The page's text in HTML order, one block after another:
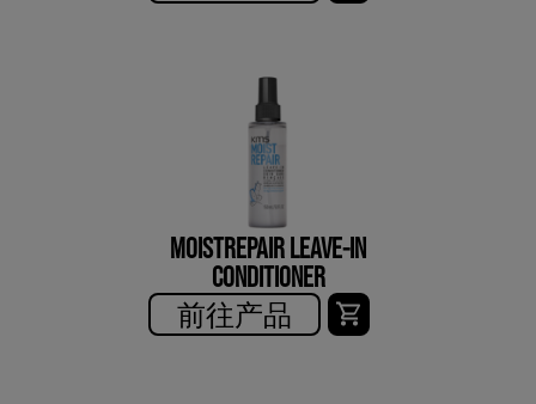
MOISTREPAIR LEAVE-IN
CONDITIONER
前往产品